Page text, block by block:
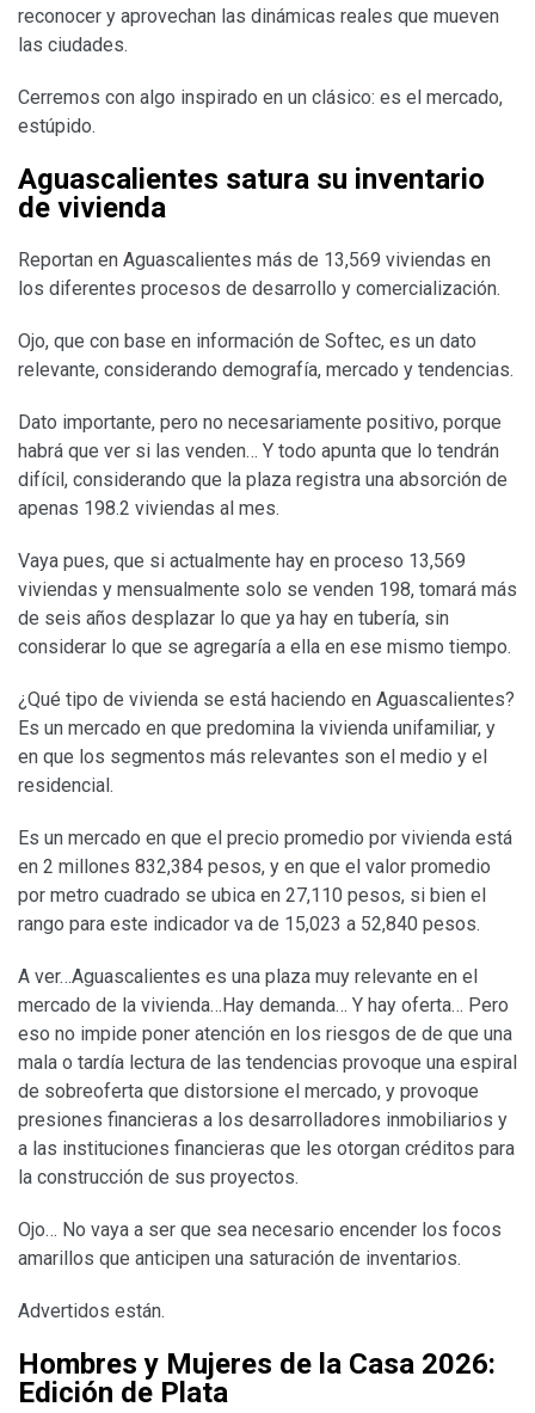
reconocer y aprovechan las dinámicas reales que mueven
las ciudades.
Cerremos con algo inspirado en un clásico: es el mercado,
estúpido.
Aguascalientes satura su inventario
de vivienda
Reportan en Aguascalientes más de 13,569 viviendas en
los diferentes procesos de desarrollo y comercialización.
Ojo, que con base en información de Softec, es un dato
relevante, considerando demografía, mercado y tendencias.
Dato importante, pero no necesariamente positivo, porque
habrá que ver si las venden… Y todo apunta que lo tendrán
difícil, considerando que la plaza registra una absorción de
apenas 198.2 viviendas al mes.
Vaya pues, que si actualmente hay en proceso 13,569
viviendas y mensualmente solo se venden 198, tomará más
de seis años desplazar lo que ya hay en tubería, sin
considerar lo que se agregaría a ella en ese mismo tiempo.
¿Qué tipo de vivienda se está haciendo en Aguascalientes?
Es un mercado en que predomina la vivienda unifamiliar, y
en que los segmentos más relevantes son el medio y el
residencial.
Es un mercado en que el precio promedio por vivienda está
en 2 millones 832,384 pesos, y en que el valor promedio
por metro cuadrado se ubica en 27,110 pesos, si bien el
rango para este indicador va de 15,023 a 52,840 pesos.
A ver…Aguascalientes es una plaza muy relevante en el
mercado de la vivienda…Hay demanda… Y hay oferta… Pero
eso no impide poner atención en los riesgos de de que una
mala o tardía lectura de las tendencias provoque una espiral
de sobreoferta que distorsione el mercado, y provoque
presiones financieras a los desarrolladores inmobiliarios y
a las instituciones financieras que les otorgan créditos para
la construcción de sus proyectos.
Ojo… No vaya a ser que sea necesario encender los focos
amarillos que anticipen una saturación de inventarios.
Advertidos están.
Hombres y Mujeres de la Casa 2026:
Edición de Plata